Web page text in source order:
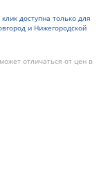
доступна только для
и Нижегородской
отличаться от цен в